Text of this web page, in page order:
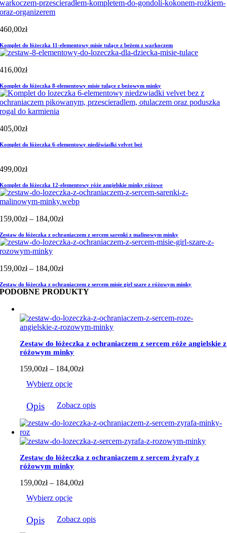
460,00zł
Komplet do łóżeczka 11-elementowy misie tulące z beżem z warkoczem
416,00zł
Komplet do łóżeczka 8-elementowy misie tulące z beżowym minky
405,00zł
Komplet do łóżeczka 6-elementowy niedźwiadki velvet beż
499,00zł
Komplet do łóżeczka 12-elementowy róże angielskie minky różowe
159,00zł – 184,00złZakres
od
159,00zł
Zestaw do łóżeczka z ochraniaczem z sercem sarenki z malinowym minky
159,00zł – 184,00złZakres
od
159,00zł
184,00zł
Zestaw do łóżeczka z ochraniaczem z sercem misie girl szare z różowym minky
PODOBNE PRODUKTY
Zestaw do łóżeczka z ochraniaczem z sercem róże angielskie z
różowym minky
159,00zł – 184,00złZakres
do
Wybierz opcje
produkt
ma
wiele
wariantów.
Opcje
można
wybrać
na
stronie
Opis Zobacz opis
Zestaw do łóżeczka z ochraniaczem z sercem żyrafy z
różowym minky
159,00zł – 184,00złZakres
do
Wybierz opcje
produkt
ma
Opis Zobacz opis